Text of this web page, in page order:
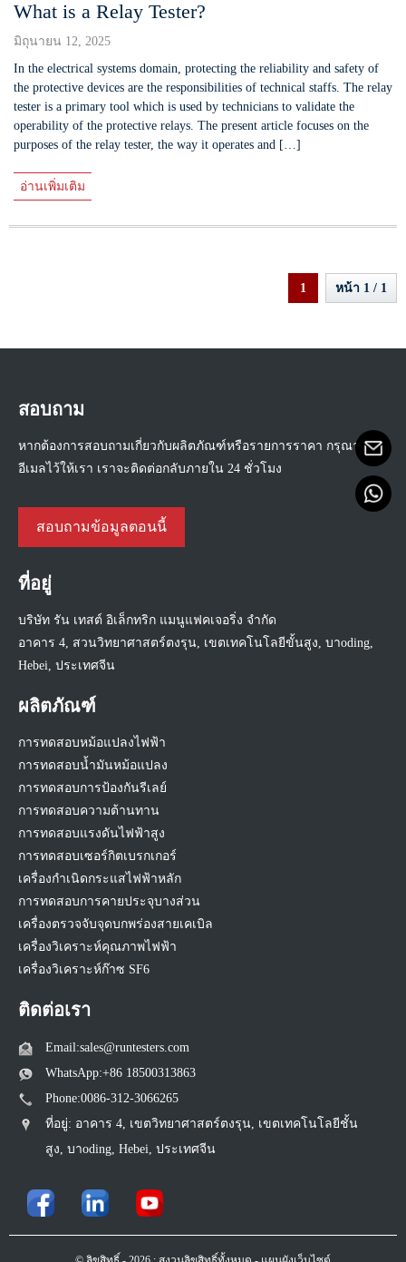
What is a Relay Tester?
มิถุนายน 12, 2025
In the electrical systems domain, protecting the reliability and safety of
the protective devices are the responsibilities of technical staffs. The relay
tester is a primary tool which is used by technicians to validate the
operability of the protective relays. The present article focuses on the
purposes of the relay tester, the way it operates and […]
อ่านเพิ่มเติม
1 หน้า 1 / 1
สอบถาม
หากต้องการสอบถามเกี่ยวกับผลิตภัณฑ์หรือรายการราคา กรุณาทิ้ง
อีเมลไว้ให้เรา เราจะติดต่อกลับภายใน 24 ชั่วโมง
สอบถามข้อมูลตอนนี้
ที่อยู่
บริษัท รัน เทสต์ อิเล็กทริก แมนูแฟคเจอริ่ง จำกัด
อาคาร 4, สวนวิทยาศาสตร์ตงรุน, เขตเทคโนโลยีขั้นสูง, บาoding,
Hebei, ประเทศจีน
ผลิตภัณฑ์
การทดสอบหม้อแปลงไฟฟ้า
การทดสอบน้ำมันหม้อแปลง
การทดสอบการป้องกันรีเลย์
การทดสอบความต้านทาน
การทดสอบแรงดันไฟฟ้าสูง
การทดสอบเซอร์กิตเบรกเกอร์
เครื่องกำเนิดกระแสไฟฟ้าหลัก
การทดสอบการคายประจุบางส่วน
เครื่องตรวจจับจุดบกพร่องสายเคเบิล
เครื่องวิเคราะห์คุณภาพไฟฟ้า
เครื่องวิเคราะห์ก๊าซ SF6
ติดต่อเรา
Email:sales@runtesters.com
WhatsApp:+86 18500313863
Phone:0086-312-3066265
ที่อยู่: อาคาร 4, เขตวิทยาศาสตร์ตงรุน, เขตเทคโนโลยีชั้น
สูง, บาoding, Hebei, ประเทศจีน